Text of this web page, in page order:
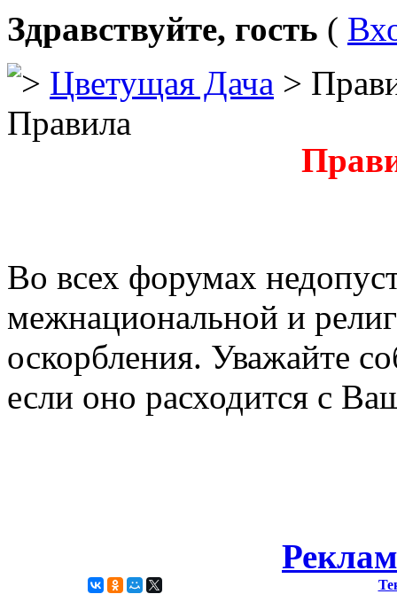
Здравствуйте, гость (
Цветущая Дача >
Правила
Во всех форумах
межнациональной и
оскорбления. Уважайте
если оно расходится c